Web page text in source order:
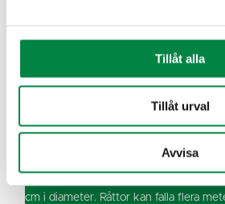
Tillåt alla
Tillåt urval
Avvisa
Brunråttan (Rattus norvegicus) är den
Sverige och blir mellan 20–30 cm lång,
måste därför gnaga hela tiden för att
cm i diameter. Råttor kan falla flera